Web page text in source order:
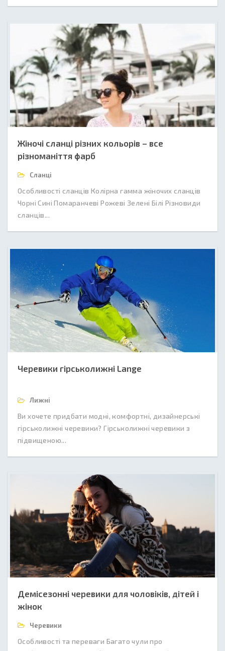
Жіночі сланці різних кольорів – все
різноманіття фарб
Сланці
Особливості сланців Колірна гамма жіночих сланців
Чорні Сині Помаранчеві Рожеві Зелені Білі Різновиди
сланців...
Черевики гірськолижні Lange
Лижні
Ви хочете придбати модні, комфортні, дизайнерські
гірськолижні черевики? Гірськолижні черевики з
підвищеною...
Демісезонні черевики для чоловіків, дітей і
жінок
Черевики
Особливості та переваги Багато чули про